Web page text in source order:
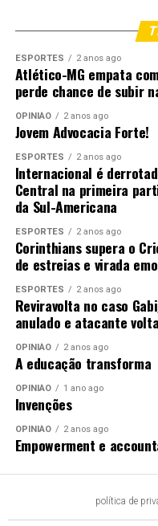
seu telefone celular”,
Fonte:Governo MT – MT
Comentários
RELATED TOPICS:
DESTAQUE
DICAS
MATO
MATO-GROSSO
POLICIA
UP NEXT
SES repassa R$ 5
equipar Centro Médico
DON'T MISS
Sérgio Ricardo
desembargadores do
ESPORTES 2 anos ago
Atlético-MG empata
perde chance de subir
OPINIÃO 2 anos ago
Jovem Advocacia Forte!
ESPORTES 2 anos ago
Internacional é
Central na primeira
da Sul-Americana
ESPORTES 2 anos ago
Corinthians supera o
de estreias e virada
ESPORTES 2 anos ago
Reviravolta no caso
anulado e atacante
OPINIÃO 2 anos ago
A educação transforma
OPINIÃO 1 ano ago
Invenções
OPINIÃO 2 anos ago
Empowerment e
política de